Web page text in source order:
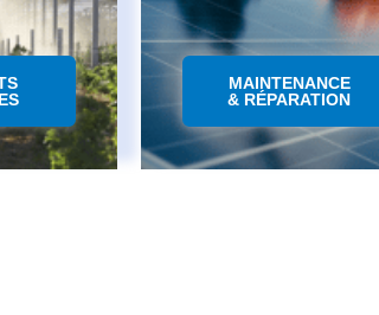
MAINTENANCE
& RÉPARATION